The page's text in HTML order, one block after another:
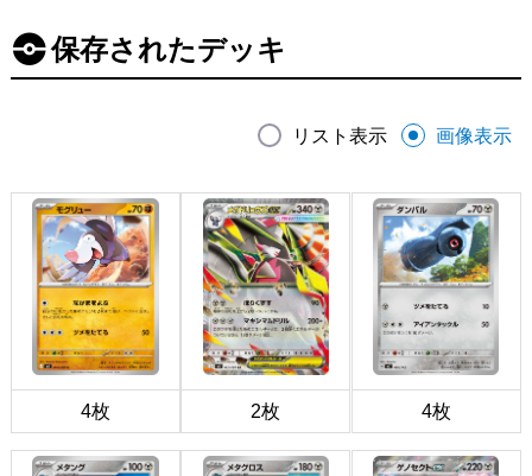
保存されたデッキ
リスト表示 画像表示
4枚 2枚 4枚